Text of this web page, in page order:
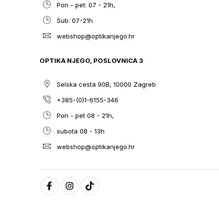
Pon - pet: 07 - 21h,
Sub: 07-21h
webshop@optikanjego.hr
OPTIKA NJEGO, POSLOVNICA 3
Selska cesta 90B, 10000 Zagreb
+385-(0)1-6155-346
Pon - pet 08 - 21h,
subota 08 - 13h
webshop@optikanjego.hr